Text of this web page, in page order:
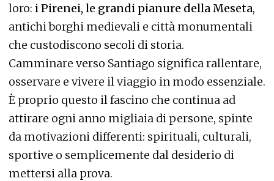
loro: i Pirenei, le grandi pianure della Meseta,
antichi borghi medievali e città monumentali
che custodiscono secoli di storia.
Camminare verso Santiago significa rallentare,
osservare e vivere il viaggio in modo essenziale.
È proprio questo il fascino che continua ad
attirare ogni anno migliaia di persone, spinte
da motivazioni differenti: spirituali, culturali,
sportive o semplicemente dal desiderio di
mettersi alla prova.